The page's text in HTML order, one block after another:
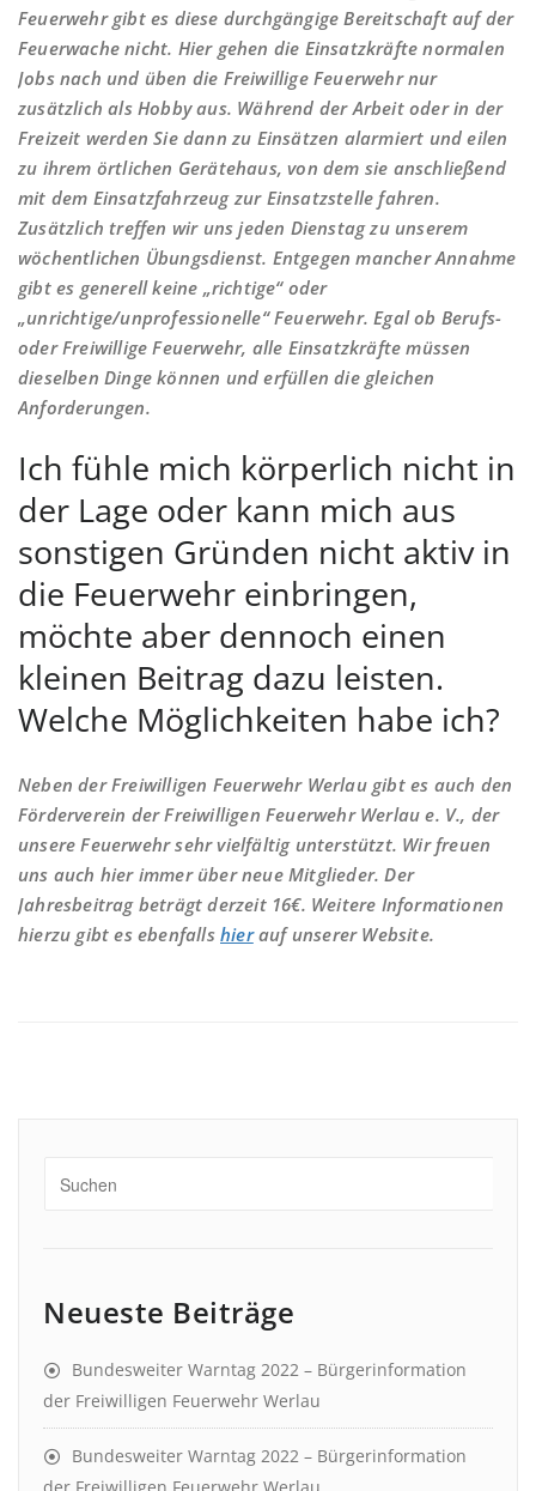
Feuerwehr gibt es diese durchgängige Bereitschaft auf der
Feuerwache nicht. Hier gehen die Einsatzkräfte normalen
Jobs nach und üben die Freiwillige Feuerwehr nur
zusätzlich als Hobby aus. Während der Arbeit oder in der
Freizeit werden Sie dann zu Einsätzen alarmiert und eilen
zu ihrem örtlichen Gerätehaus, von dem sie anschließend
mit dem Einsatzfahrzeug zur Einsatzstelle fahren.
Zusätzlich treffen wir uns jeden Dienstag zu unserem
wöchentlichen Übungsdienst. Entgegen mancher Annahme
gibt es generell keine „richtige“ oder
„unrichtige/unprofessionelle“ Feuerwehr. Egal ob Berufs-
oder Freiwillige Feuerwehr, alle Einsatzkräfte müssen
dieselben Dinge können und erfüllen die gleichen
Anforderungen.
Ich fühle mich körperlich nicht in
der Lage oder kann mich aus
sonstigen Gründen nicht aktiv in
die Feuerwehr einbringen,
möchte aber dennoch einen
kleinen Beitrag dazu leisten.
Welche Möglichkeiten habe ich?
Neben der Freiwilligen Feuerwehr Werlau gibt es auch den
Förderverein der Freiwilligen Feuerwehr Werlau e. V., der
unsere Feuerwehr sehr vielfältig unterstützt. Wir freuen
uns auch hier immer über neue Mitglieder. Der
Jahresbeitrag beträgt derzeit 16€. Weitere Informationen
hierzu gibt es ebenfalls hierauf unserer Website.
Neueste Beiträge
Bundesweiter Warntag 2022 – Bürgerinformation
der Freiwilligen Feuerwehr Werlau
Bundesweiter Warntag 2022 – Bürgerinformation